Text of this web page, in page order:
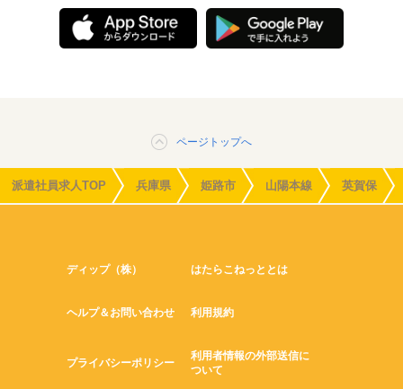
ページトップへ
派遣社員求人TOP 兵庫県 姫路市 山陽本線 英賀保
ディップ（株） はたらこねっととは
ヘルプ＆お問い合わせ 利用規約
プライバシーポリシー
利用者情報の外部送信に
ついて